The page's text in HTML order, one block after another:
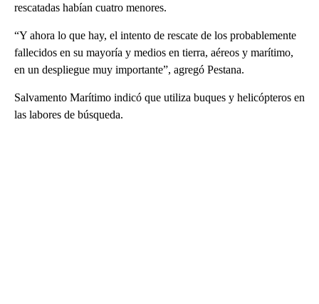
rescatadas habían cuatro menores.
“Y ahora lo que hay, el intento de rescate de los probablemente
fallecidos en su mayoría y medios en tierra, aéreos y marítimo,
en un despliegue muy importante”, agregó Pestana.
Salvamento Marítimo indicó que utiliza buques y helicópteros en
las labores de búsqueda.